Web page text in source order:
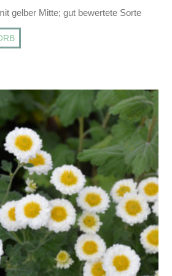
gelber Mitte; gut bewertete Sorte